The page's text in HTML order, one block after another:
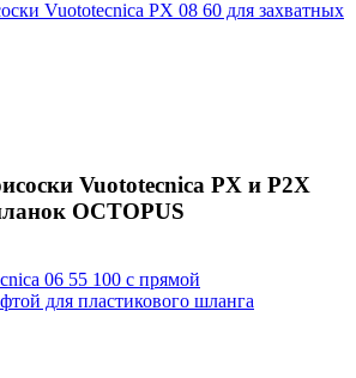
Vuototecnica PX и P2X
OCTOPUS